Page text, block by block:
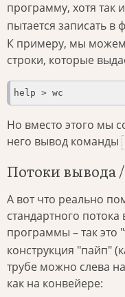
программу, хотя так
пытается записать в
К примеру, мы можем
строки, которые
help > wc
Но вместо этого мы
него вывод команды
Потоки вывода
А вот что реально
стандартного
программы – так это
конструкция "пайп"
трубе можно слева
как на конвейере: